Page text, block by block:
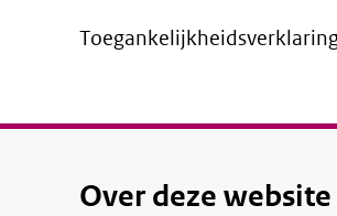
Over deze website